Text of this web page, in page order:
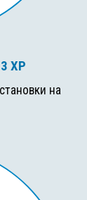
XP
на